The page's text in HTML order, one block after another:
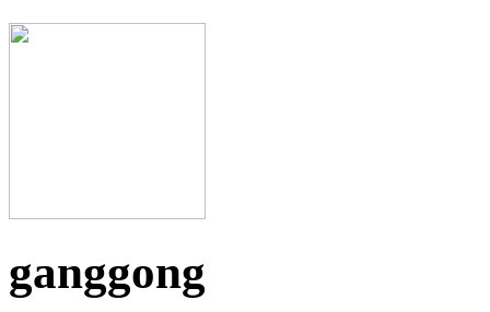
ganggong